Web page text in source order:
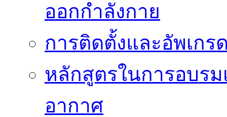
ออกกำลังกาย
การติดตั้งและอัพเกรด
หลักสูตรในการอบร
อากาศ